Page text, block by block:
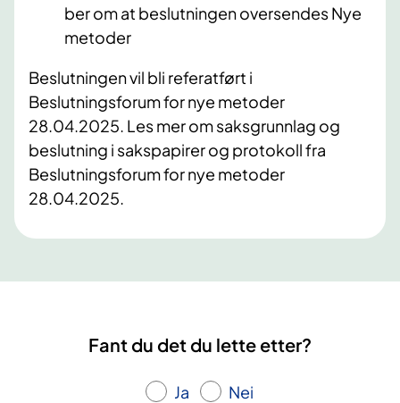
ber om at beslutningen oversendes Nye
metoder
Beslutningen vil bli referatført i
Beslutningsforum for nye metoder
28.04.2025. Les mer om saksgrunnlag og
beslutning i sakspapirer og protokoll fra
Beslutningsforum for nye metoder
28.04.2025.
Fant du det du lette etter?
Ja Nei